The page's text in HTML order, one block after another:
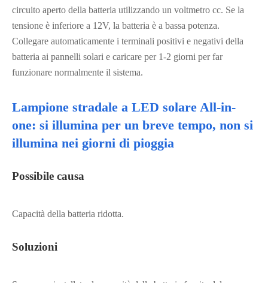
circuito aperto della batteria utilizzando un voltmetro cc. Se la
tensione è inferiore a 12V, la batteria è a bassa potenza.
Collegare automaticamente i terminali positivi e negativi della
batteria ai pannelli solari e caricare per 1-2 giorni per far
funzionare normalmente il sistema.
Lampione stradale a LED solare All-in-
one: si illumina per un breve tempo, non si
illumina nei giorni di pioggia
Possibile causa
Capacità della batteria ridotta.
Soluzioni